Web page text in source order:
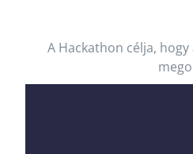
A Hackathon célja,